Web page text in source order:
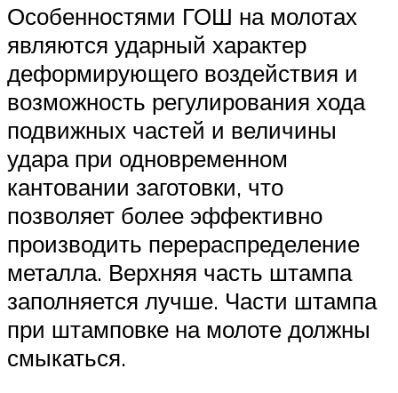
Особенностями ГОШ на молотах
являются ударный характер
деформирующего воздействия и
возможность регулирования хода
подвижных частей и величины
удара при одновременном
кантовании заготовки, что
позволяет более эффективно
производить перераспределение
металла. Верхняя часть штампа
заполняется лучше. Части штампа
при штамповке на молоте должны
смыкаться.